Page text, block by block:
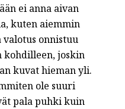
ei anna aivan
kuten aiemmin
onnistuu
kohdilleen, joskin
kuvat hieman yli.
ole suuri
pala puhki kuin